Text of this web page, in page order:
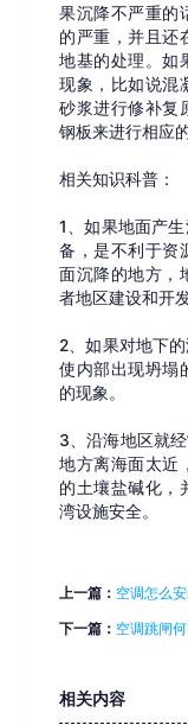
果沉降不严重的
的严重，并且还
地基的处理。如
现象，比如说混
砂浆进行修补复
钢板来进行相应
相关知识科普：
1、如果地面产
备，是不利于资
面沉降的地方，
者地区建设和开
2、如果对地下
使内部出现坍塌
的现象。
3、沿海地区就
地方离海面太近
的土壤盐碱化，
湾设施安全。
上一篇： 空调怎么
下一篇： 空调跳闸
相关内容